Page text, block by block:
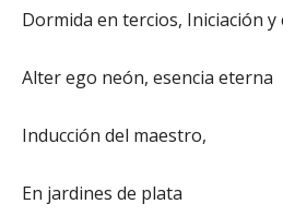
Dormida en tercios, Iniciación
Alter ego neón, esencia eterna
Inducción del maestro,
En jardines de plata